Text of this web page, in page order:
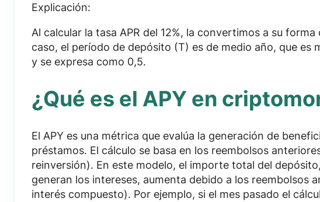
Explicación:
Al calcular la tasa APR del 12%, la convertimos a su forma
caso, el período de depósito (T) es de medio año, que es
y se expresa como 0,5.
¿Qué es el APY en
El APY es una métrica que evalúa la generación de
préstamos. El cálculo se basa en los reembolsos
reinversión). En este modelo, el importe total del
generan los intereses, aumenta debido a los reembolsos
interés compuesto). Por ejemplo, si el mes pasado el